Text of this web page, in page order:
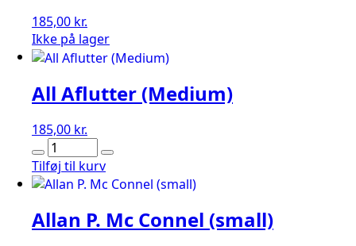
185,00 kr.
Ikke på lager
All Aflutter (Medium)
185,00 kr.
All
Aflutter
(Medium)
Tilføj til kurv
Allan P. Mc Connel (small)